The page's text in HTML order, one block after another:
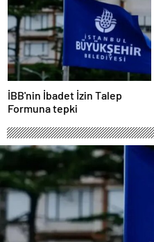
İBB'nin İbadet İzin Talep
Formuna tepki